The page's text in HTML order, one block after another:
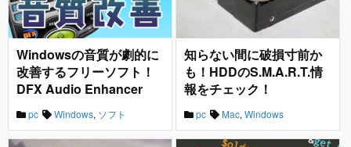
Windowsの音質が劇的に
改善するフリーソフト！
DFX Audio Enhancer
pc Windows, ソフト
知らない間に破損寸前か
も！HDDのS.M.A.R.T.情
報をチェック！
pc Mac, Windows